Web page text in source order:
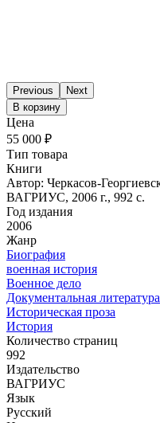
Previous
Next
В корзину
Цена
55 000 ₽
Тип товара
Книги
Автор: Черкасов-
ВАГРИУС, 2006 г., 992 с.
Год издания
2006
Жанр
Биография
военная история
Военное дело
Документальная литература
Историческая проза
История
Количество страниц
992
Издательство
ВАГРИУС
Язык
Русский